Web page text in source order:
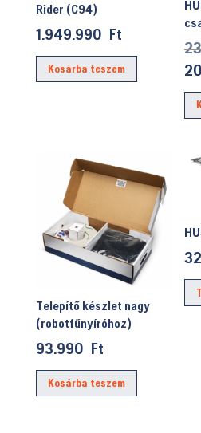
Rider (C94)
1.949.990 Ft
Kosárba teszem
Telepítő készlet nagy
(robotfűnyíróhoz)
93.990 Ft
Kosárba teszem